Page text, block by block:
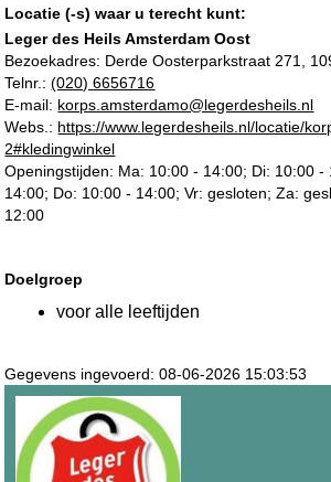
Locatie (-s) waar u terecht kunt:
Leger des Heils Amsterdam Oost
Bezoekadres: Derde Oosterparkstraat 271,
Telnr.:(020) 6656716
E-mail: korps.amsterdamo@legerdesheils.nl
Webs.: https://www.legerdesheils.nl/locatie/
2#kledingwinkel
Openingstijden: Ma: 10:00 - 14:00; Di: 10:00 -
14:00; Do: 10:00 - 14:00; Vr: gesloten; Za:
12:00
Doelgroep
voor alle leeftijden
Gegevens ingevoerd: 08-06-2026 15:03:53